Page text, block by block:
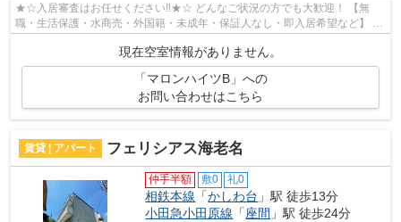
★☆入居審査はお任せください‼★☆ どんなご状況の方でも大歓迎！ 【無
職・生活保護・水商売・外国籍・未成年・保証人なし・即入居希望など】 ネ
ット非公開の物件からもお探し致します‼ ...
現在空室情報がありません。
「マロンハイツB」への
お問い合わせはこちら
賃貸 | アパート フェリシアス海老名
仲手半額 敷0 礼0
相鉄本線 「かしわ台 」駅 徒歩13分
小田急小田原線 「座間 」駅 徒歩24分